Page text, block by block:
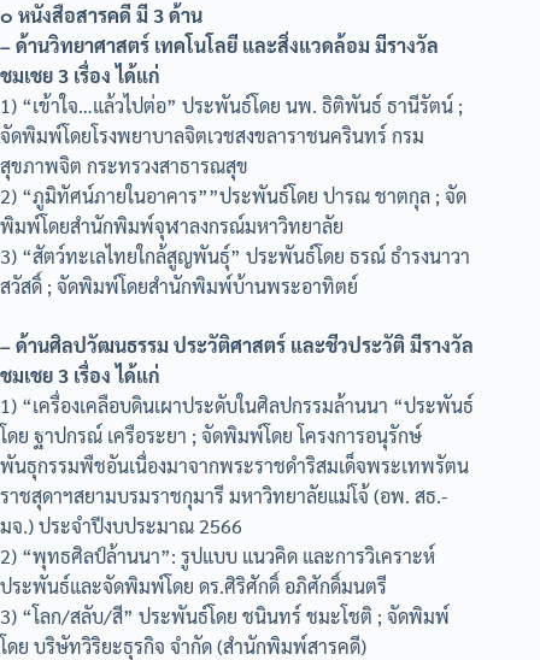
๐ หนังสือสารคดี มี 3 ด้าน
– ด้านวิทยาศาสตร์ เทคโนโลยี และสิ่งแวดล้อม มีรางวัล
ชมเชย 3 เรื่อง ได้แก่
1) “เข้าใจ…แล้วไปต่อ” ประพันธ์โดย นพ. ธิติพันธ์ ธานีรัตน์ ;
จัดพิมพ์โดยโรงพยาบาลจิตเวชสงขลาราชนครินทร์ กรม
สุขภาพจิต กระทรวงสาธารณสุข
2) “ภูมิทัศน์ภายในอาคาร””ประพันธ์โดย ปารณ ชาตกุล ; จัด
พิมพ์โดยสำนักพิมพ์จุฬาลงกรณ์มหาวิทยาลัย
3) “สัตว์ทะเลไทยใกล้สูญพันธุ์” ประพันธ์โดย ธรณ์ ธำรงนาวา
สวัสดิ์ ; จัดพิมพ์โดยสำนักพิมพ์บ้านพระอาทิตย์
– ด้านศิลปวัฒนธรรม ประวัติศาสตร์ และชีวประวัติ มีรางวัล
ชมเชย 3 เรื่อง ได้แก่
1) “เครื่องเคลือบดินเผาประดับในศิลปกรรมล้านนา “ประพันธ์
โดย ฐาปกรณ์ เครือระยา ; จัดพิมพ์โดย โครงการอนุรักษ์
พันธุกรรมพืชอันเนื่องมาจากพระราชดำริสมเด็จพระเทพรัตน
ราชสุดาฯสยามบรมราชกุมารี มหาวิทยาลัยแม่โจ้ (อพ. สธ.-
มจ.) ประจำปีงบประมาณ 2566
2) “พุทธศิลป์ล้านนา”: รูปแบบ แนวคิด และการวิเคราะห์
ประพันธ์และจัดพิมพ์โดย ดร.ศิริศักดิ์ อภิศักดิ์มนตรี
3) “โลก/สลับ/สี” ประพันธ์โดย ชนินทร์ ชมะโชติ ; จัดพิมพ์
โดย บริษัทวิริยะธุรกิจ จำกัด (สำนักพิมพ์สารคดี)